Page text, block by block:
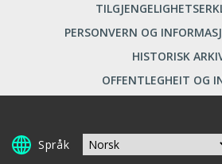
PERSONVERN OG
HISTORISK
OFFENTLEGHEIT OG
Språk